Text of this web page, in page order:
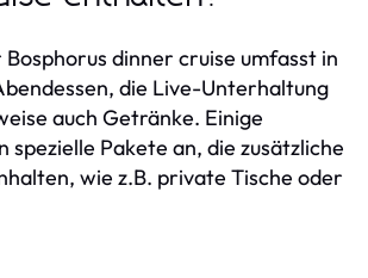
dinner cruise umfasst in
die Live-Unterhaltung
auch Getränke. Einige
Pakete an, die zusätzliche
wie z.B. private Tische oder